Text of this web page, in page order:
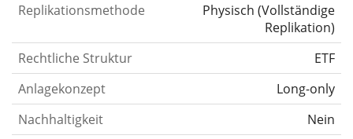
Replikationsmethode Physisch (Vollständige
Replikation)
Rechtliche Struktur
ETF
Anlagekonzept
Long-only
Nachhaltigkeit
Nein